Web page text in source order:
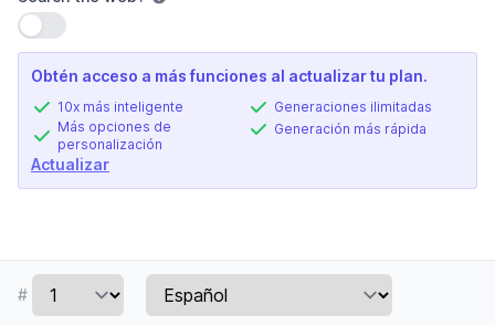
Usar configuración
Obtén acceso a más funciones al actualizar tu plan.
10x más inteligente
Más opciones de
personalización
Generaciones ilimitadas
Generación más rápida
Actualizar
#